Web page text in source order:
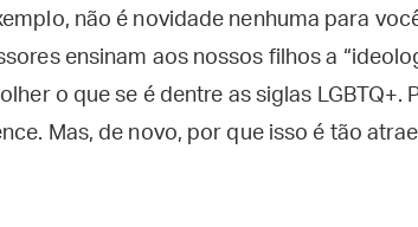
não é novidade nenhuma para
ensinam aos nossos filhos a
o que se é dentre as siglas LGBTQ+.
Mas, de novo, por que isso é tão